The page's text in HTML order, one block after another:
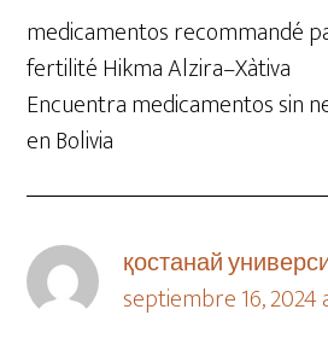
medicamentos recommandé
fertilité Hikma Alzira–Xàtiva
Encuentra medicamentos sin
en Bolivia
қостанай
septiembre 16, 2024